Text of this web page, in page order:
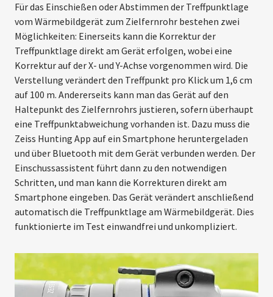
Für das Einschießen oder Abstimmen der Treffpunktlage
vom Wärmebild­gerät zum Zielfernrohr bestehen zwei
Möglichkeiten: Einerseits kann die Korrektur der
Treffpunktlage direkt am Gerät erfolgen, wobei eine
Korrektur auf der X- und Y-Achse vorgenommen wird. Die
Verstellung verändert den Treffpunkt pro Klick um 1,6 cm
auf 100 m. Andererseits kann man das Gerät auf den
Haltepunkt des Ziel­fernrohrs justieren, sofern überhaupt
eine Treffpunktabweichung vorhanden ist. Dazu muss die
Zeiss Hunting App auf ein Smartphone heruntergeladen
und über Bluetooth mit dem Gerät ­verbunden werden. Der
Einschuss­assistent führt dann zu den not­wendigen
Schritten, und man kann die Korrekturen direkt am
Smartphone eingeben. Das Gerät verändert anschließend
automatisch die Treffpunktlage am Wärmebildgerät. Dies
funktionierte im Test einwandfrei und unkompliziert.